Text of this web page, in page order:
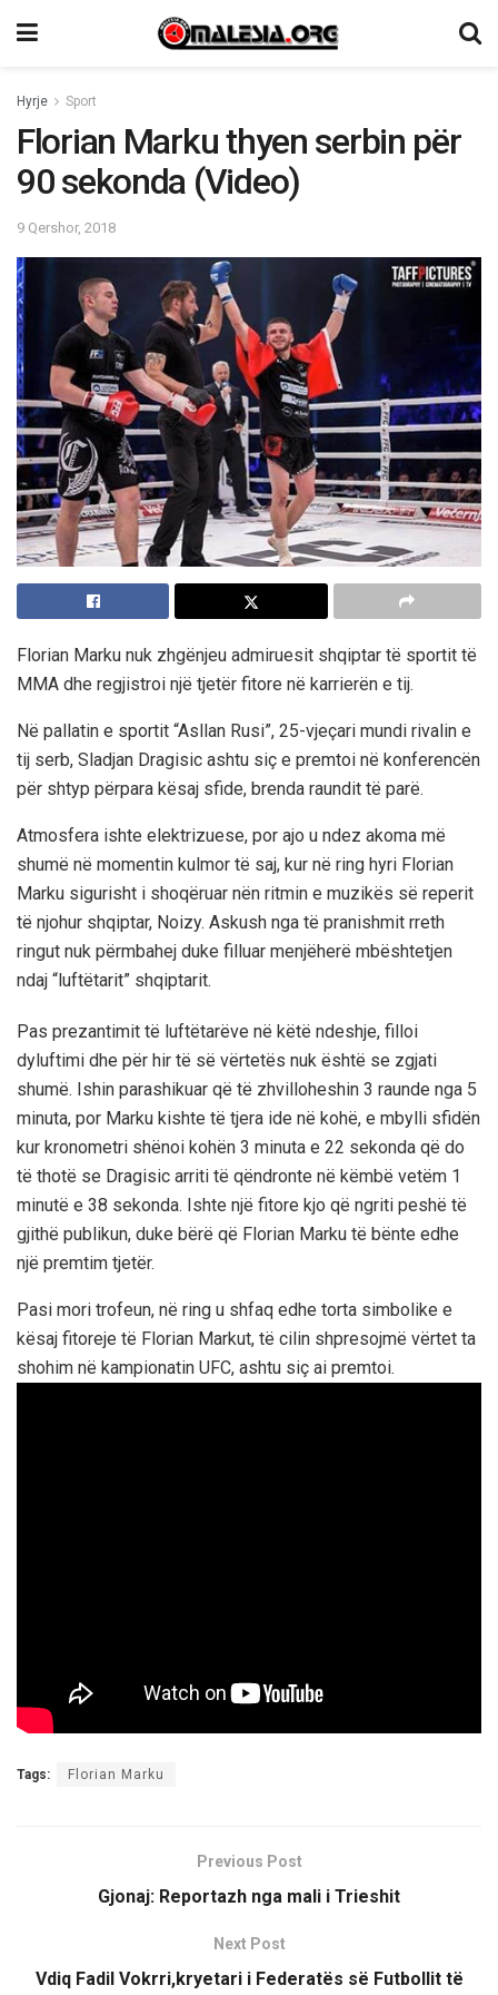
Hyrje Sport
Florian Marku thyen serbin për
90 sekonda (Video)
9 Qershor, 2018
Florian Marku nuk zhgënjeu admiruesit shqiptar të sportit të
MMA dhe regjistroi një tjetër fitore në karrierën e tij.
Në pallatin e sportit “Asllan Rusi”, 25-vjeçari mundi rivalin e
tij serb, Sladjan Dragisic ashtu siç e premtoi në konferencën
për shtyp përpara kësaj sfide, brenda raundit të parë.
Atmosfera ishte elektrizuese, por ajo u ndez akoma më
shumë në momentin kulmor të saj, kur në ring hyri Florian
Marku sigurisht i shoqëruar nën ritmin e muzikës së reperit
të njohur shqiptar, Noizy. Askush nga të pranishmit rreth
ringut nuk përmbahej duke filluar menjëherë mbështetjen
ndaj “luftëtarit” shqiptarit.
Pas prezantimit të luftëtarëve në këtë ndeshje, filloi
dyluftimi dhe për hir të së vërtetës nuk është se zgjati
shumë. Ishin parashikuar që të zhvilloheshin 3 raunde nga 5
minuta, por Marku kishte të tjera ide në kohë, e mbylli sfidën
kur kronometri shënoi kohën 3 minuta e 22 sekonda që do
të thotë se Dragisic arriti të qëndronte në këmbë vetëm 1
minutë e 38 sekonda. Ishte një fitore kjo që ngriti peshë të
gjithë publikun, duke bërë që Florian Marku të bënte edhe
një premtim tjetër.
Pasi mori trofeun, në ring u shfaq edhe torta simbolike e
kësaj fitoreje të Florian Markut, të cilin shpresojmë vërtet ta
shohim në kampionatin UFC, ashtu siç ai premtoi.
Tags: Florian Marku
Previous Post
Gjonaj: Reportazh nga mali i Trieshit
Next Post
Vdiq Fadil Vokrri,kryetari i Federatës së Futbollit të